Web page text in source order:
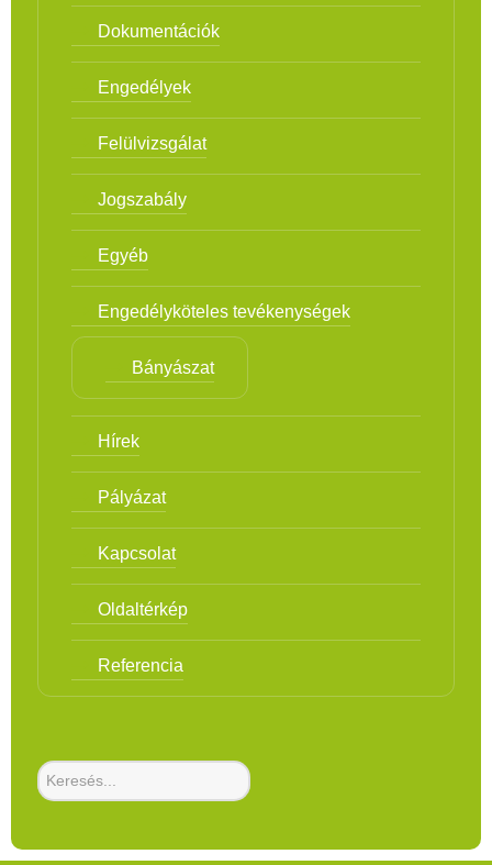
Dokumentációk
Engedélyek
Felülvizsgálat
Jogszabály
Egyéb
Engedélyköteles tevékenységek
Bányászat
Hírek
Pályázat
Kapcsolat
Oldaltérkép
Referencia